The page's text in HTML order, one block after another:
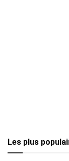
Les plus